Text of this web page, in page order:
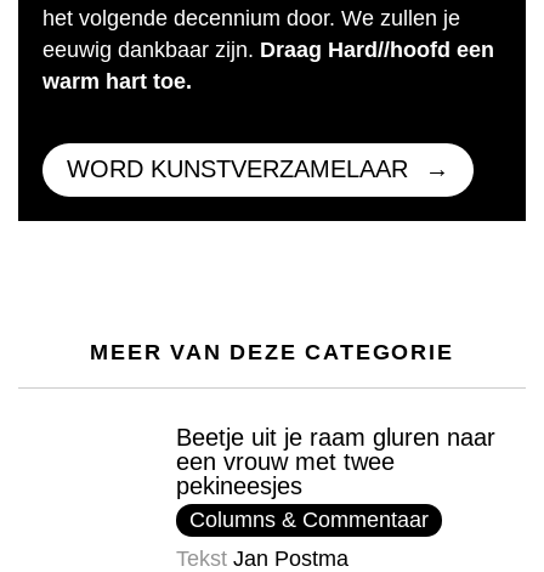
het volgende decennium door. We zullen je
eeuwig dankbaar zijn. Draag Hard//hoofd een
warm hart toe.
WORD KUNSTVERZAMELAAR
MEER VAN DEZE CATEGORIE
Beetje uit je raam gluren naar
een vrouw met twee
pekineesjes
Columns & Commentaar
Tekst Jan Postma